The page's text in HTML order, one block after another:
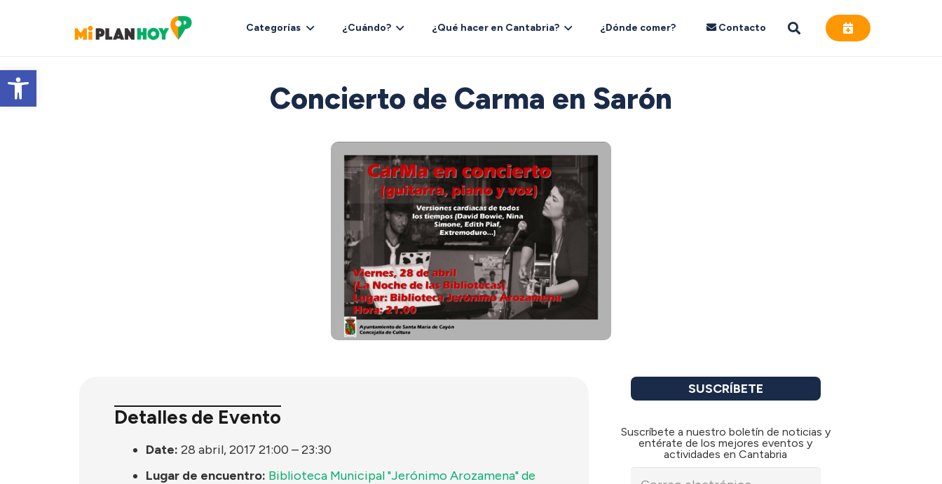
Abrir barra de herramientas
Categorías ¿Cuándo? ¿Qué hacer en Cantabria? ¿Dónde comer? Contacto
Concierto de Carma en Sarón
Detalles de Evento
Date: 28 abril, 2017 21:00 –23:30
Lugar de encuentro: Biblioteca Municipal "Jerónimo Arozamena" de
SUSCRÍBETE
Suscríbete a nuestro boletín de noticias y
entérate de los mejores eventos y
actividades en Cantabria